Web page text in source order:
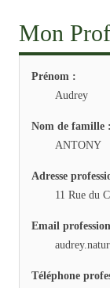
Mon
Prénom :
Audrey
Nom de famille :
ANTONY
Adresse
11 Rue du
Email
Téléphone